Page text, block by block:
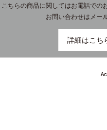
こちらの商品に関してはお電話での
お問い合わせはメー
詳細はこち